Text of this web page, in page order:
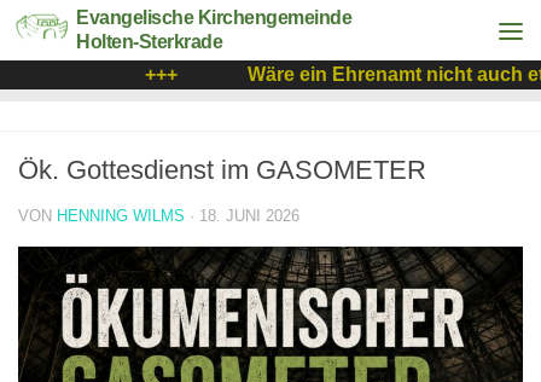
Evangelische Kirchengemeinde
Holten-Sterkrade
+++
Wäre ein Ehrenamt nicht auch
Ök. Gottesdienst im GASOMETER
VON HENNING WILMS · 18. JUNI 2026